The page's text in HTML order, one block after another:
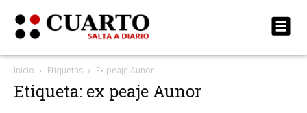
Inicio Etiquetas Ex peaje Aunor
Etiqueta: ex peaje Aunor